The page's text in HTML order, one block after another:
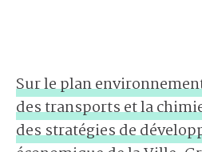
Sur le plan
des transports et la
des stratégies de